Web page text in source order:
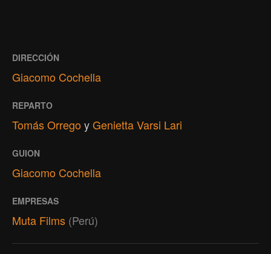
DIRECCIÓN
Giacomo Cochella
REPARTO
Tomás OrregoyGenietta Varsi Lari
GUION
Giacomo Cochella
EMPRESAS
Muta Films (Perú)